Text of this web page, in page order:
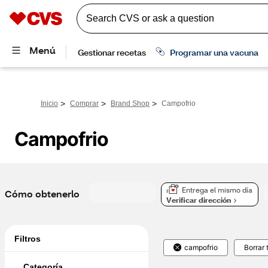
Inicio > Comprar > Brand Shop > Campofrio
Campofrio
Cómo obtenerlo
Entrega el mismo día
Verificar dirección
Filtros
campofrio Borrar